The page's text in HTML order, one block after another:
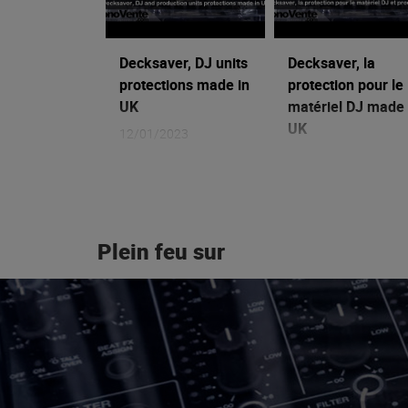
Decksaver, DJ units
protections made in
UK
12/01/2023
Decksaver, la
protection pour le
matériel DJ made
UK
Plein feu sur